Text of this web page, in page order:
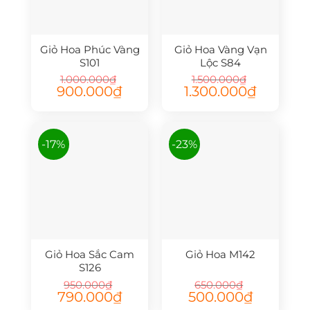
Giỏ Hoa Phúc Vàng
S101
1.000.000₫
Giá
gốc
900.000₫Giá
Giỏ Hoa Vàng Vạn
Lộc S84
1.500.000₫
Giá
gốc
1.300.000₫Giá
-17%
Giỏ Hoa Sắc Cam
S126
950.000₫
Giá
gốc
790.000₫Giá
-23%
Giỏ Hoa M142
650.000₫
Giá
gốc
500.000₫Giá